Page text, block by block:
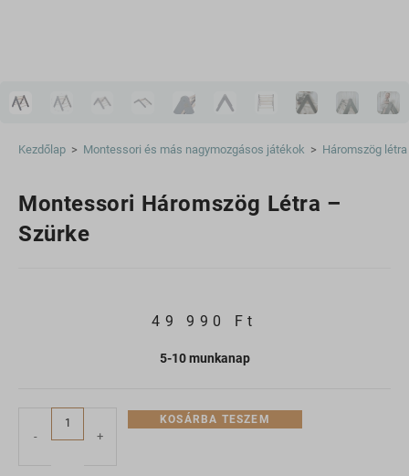
Kezdőlap > Montessori és más nagymozgásos játékok > Háromszög létra
Montessori Háromszög Létra –
Szürke
49 990 Ft
5-10 munkanap
- +
KOSÁRBA TESZEM